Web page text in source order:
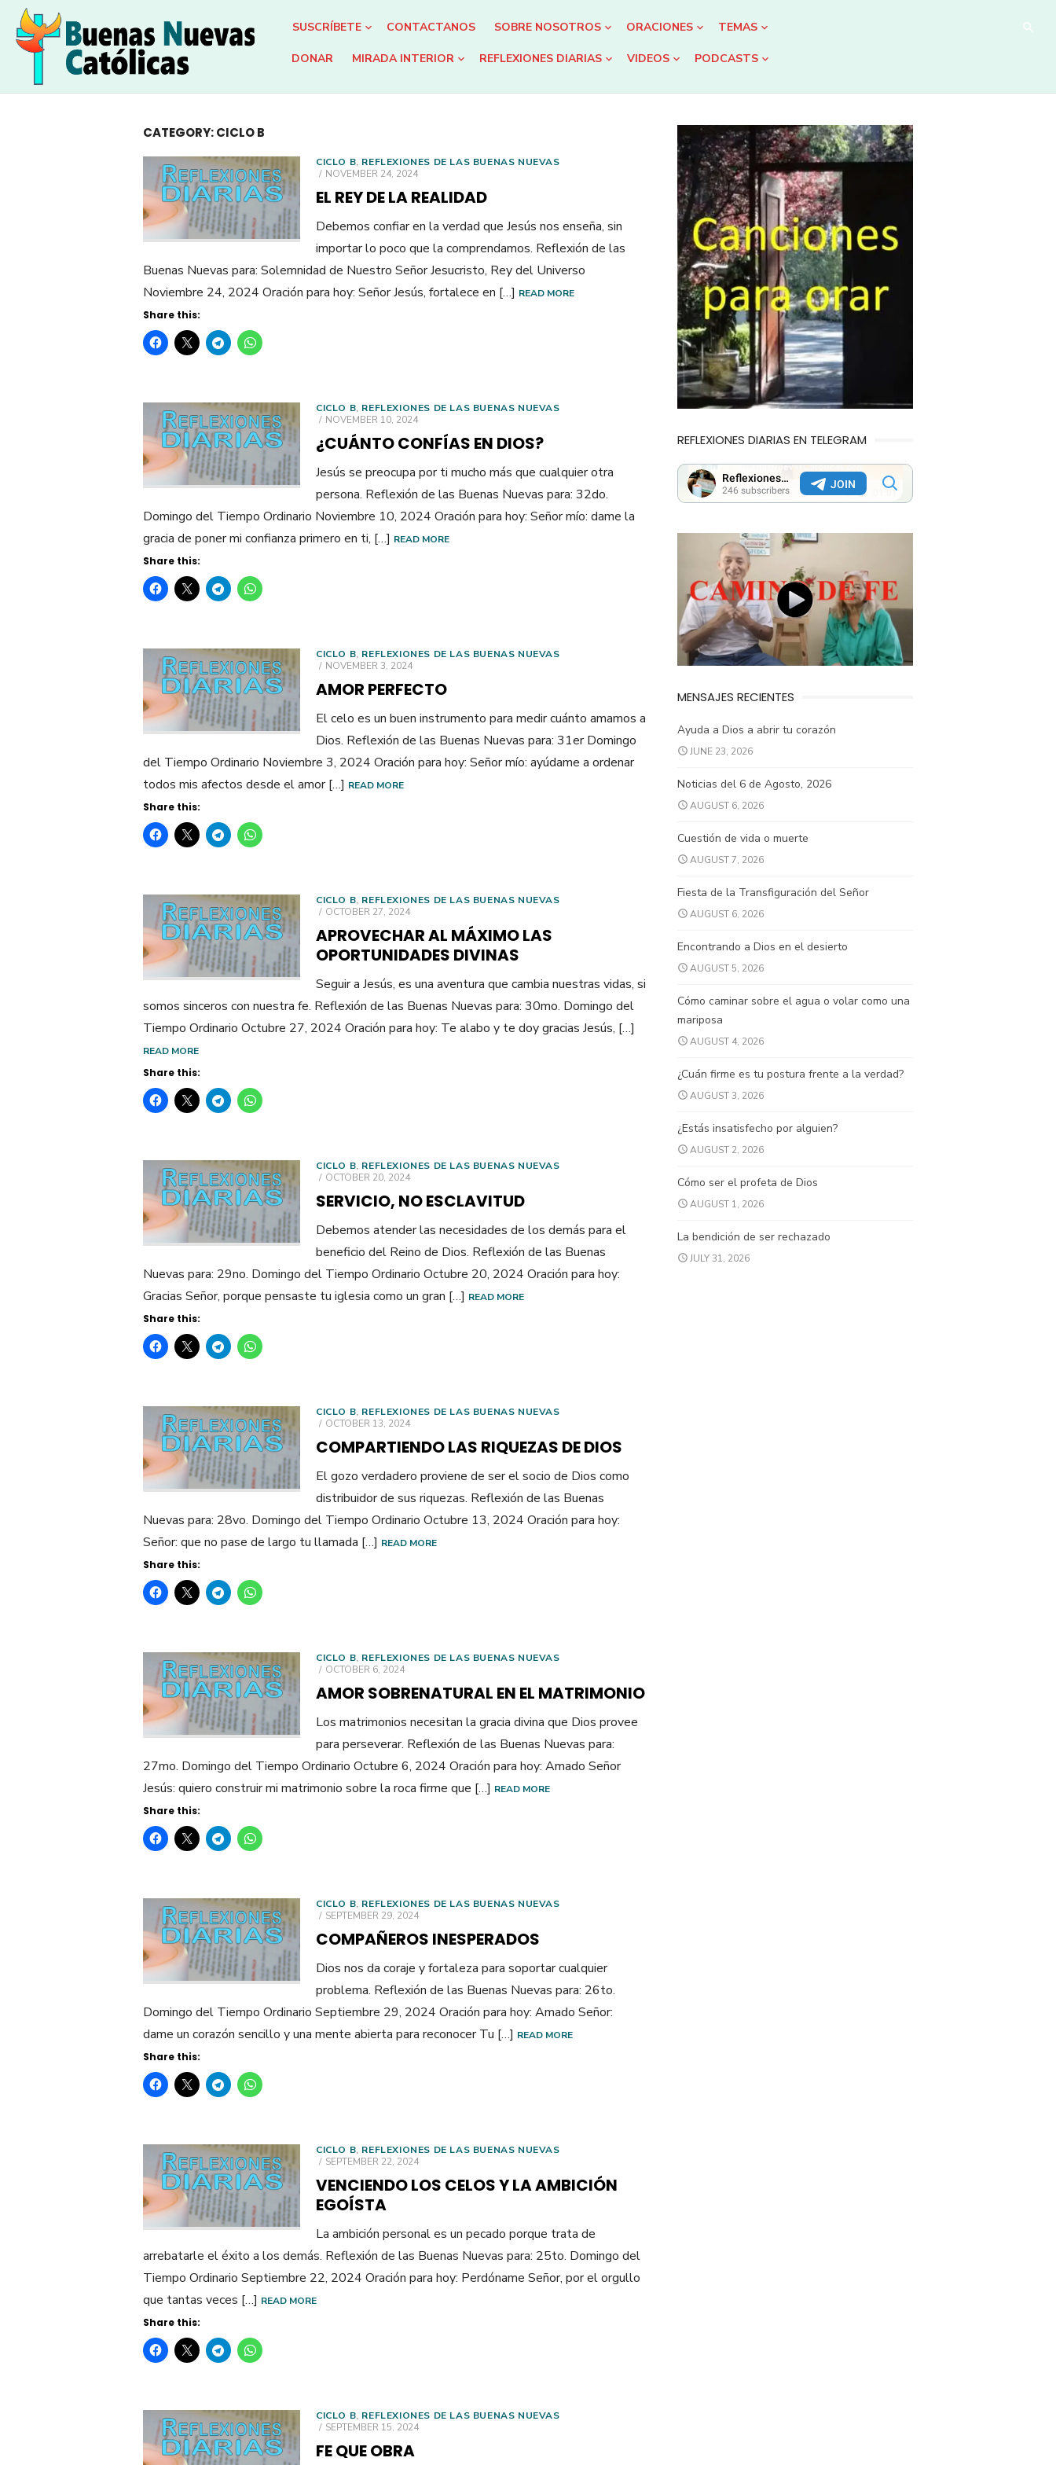
content
SUSCRÍBETE CONTACTANOS SOBRE NOSOTROS ORACIONES TEMAS
DONAR MIRADA INTERIOR REFLEXIONES DIARIAS VIDEOS PODCASTS
CATEGORY:CICLO B
CICLO B, REFLEXIONES DE LAS BUENAS NUEVAS
POSTED
NOVEMBER 24, 2024
EL REY DE LA REALIDAD
Debemos confiar en la verdad que Jesús nos enseña, sin
importar lo poco que la comprendamos. Reflexión de las
Buenas Nuevas para: Solemnidad de Nuestro Señor Jesucristo, Rey del Universo
Noviembre 24, 2024 Oración para hoy: Señor Jesús, fortalece en […] READ MORE
Share this:
CICLO B, REFLEXIONES DE LAS BUENAS NUEVAS
POSTED
NOVEMBER 10, 2024
¿CUÁNTO CONFÍAS EN DIOS?
Jesús se preocupa por ti mucho más que cualquier otra
persona. Reflexión de las Buenas Nuevas para: 32do.
Domingo del Tiempo Ordinario Noviembre 10, 2024 Oración para hoy: Señor mío: dame la
gracia de poner mi confianza primero en ti, […] READ MORE
Share this:
CICLO B, REFLEXIONES DE LAS BUENAS NUEVAS
POSTED
NOVEMBER 3, 2024
AMOR PERFECTO
El celo es un buen instrumento para medir cuánto amamos a
Dios. Reflexión de las Buenas Nuevas para: 31er Domingo
del Tiempo Ordinario Noviembre 3, 2024 Oración para hoy: Señor mío: ayúdame a ordenar
todos mis afectos desde el amor […] READ MORE
Share this:
CICLO B, REFLEXIONES DE LAS BUENAS NUEVAS
POSTED
OCTOBER 27, 2024
APROVECHAR AL MÁXIMO LAS
OPORTUNIDADES DIVINAS
Seguir a Jesús, es una aventura que cambia nuestras vidas, si
somos sinceros con nuestra fe. Reflexión de las Buenas Nuevas para: 30mo. Domingo del
Tiempo Ordinario Octubre 27, 2024 Oración para hoy: Te alabo y te doy gracias Jesús, […]
READ MORE
Share this:
CICLO B, REFLEXIONES DE LAS BUENAS NUEVAS
POSTED
OCTOBER 20, 2024
SERVICIO, NO ESCLAVITUD
Debemos atender las necesidades de los demás para el
beneficio del Reino de Dios. Reflexión de las Buenas
Nuevas para: 29no. Domingo del Tiempo Ordinario Octubre 20, 2024 Oración para hoy:
Gracias Señor, porque pensaste tu iglesia como un gran […] READ MORE
Share this:
CICLO B, REFLEXIONES DE LAS BUENAS NUEVAS
POSTED
OCTOBER 13, 2024
COMPARTIENDO LAS RIQUEZAS DE DIOS
El gozo verdadero proviene de ser el socio de Dios como
distribuidor de sus riquezas. Reflexión de las Buenas
Nuevas para: 28vo. Domingo del Tiempo Ordinario Octubre 13, 2024 Oración para hoy:
Señor: que no pase de largo tu llamada […] READ MORE
Share this:
CICLO B, REFLEXIONES DE LAS BUENAS NUEVAS
POSTED
OCTOBER 6, 2024
AMOR SOBRENATURAL EN EL MATRIMONIO
Los matrimonios necesitan la gracia divina que Dios provee
para perseverar. Reflexión de las Buenas Nuevas para:
27mo. Domingo del Tiempo Ordinario Octubre 6, 2024 Oración para hoy: Amado Señor
Jesús: quiero construir mi matrimonio sobre la roca firme que […] READ MORE
Share this:
CICLO B, REFLEXIONES DE LAS BUENAS NUEVAS
POSTED
SEPTEMBER 29, 2024
COMPAÑEROS INESPERADOS
Dios nos da coraje y fortaleza para soportar cualquier
problema. Reflexión de las Buenas Nuevas para: 26to.
Domingo del Tiempo Ordinario Septiembre 29, 2024 Oración para hoy: Amado Señor:
dame un corazón sencillo y una mente abierta para reconocer Tu […] READ MORE
Share this:
CICLO B, REFLEXIONES DE LAS BUENAS NUEVAS
POSTED
SEPTEMBER 22, 2024
VENCIENDO LOS CELOS Y LA AMBICIÓN
EGOÍSTA
La ambición personal es un pecado porque trata de
arrebatarle el éxito a los demás. Reflexión de las Buenas Nuevas para: 25to. Domingo del
Tiempo Ordinario Septiembre 22, 2024 Oración para hoy: Perdóname Señor, por el orgullo
que tantas veces […] READ MORE
Share this:
CICLO B, REFLEXIONES DE LAS BUENAS NUEVAS
POSTED
SEPTEMBER 15, 2024
FE QUE OBRA
REFLEXIONES DIARIAS EN TELEGRAM
MENSAJES RECIENTES
Ayuda a Dios a abrir tu corazón
JUNE 23, 2026
Noticias del 6 de Agosto, 2026
AUGUST 6, 2026
Cuestión de vida o muerte
AUGUST 7, 2026
Fiesta de la Transfiguración del Señor
AUGUST 6, 2026
Encontrando a Dios en el desierto
AUGUST 5, 2026
Cómo caminar sobre el agua o volar como una
mariposa
AUGUST 4, 2026
¿Cuán firme es tu postura frente a la verdad?
AUGUST 3, 2026
¿Estás insatisfecho por alguien?
AUGUST 2, 2026
Cómo ser el profeta de Dios
AUGUST 1, 2026
La bendición de ser rechazado
JULY 31, 2026